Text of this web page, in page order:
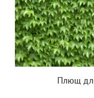
Плющ